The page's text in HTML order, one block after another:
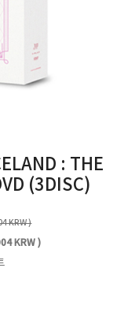
: THE
(3DISC)
KRW )
KRW )